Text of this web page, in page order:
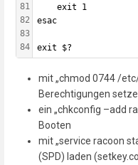
81
82
83
84
    exit 1
esac
exit $?
mit „chmod 0744 /
Berechtigungen
ein „chkconfig –add
Booten
mit „service racoon
(SPD) laden